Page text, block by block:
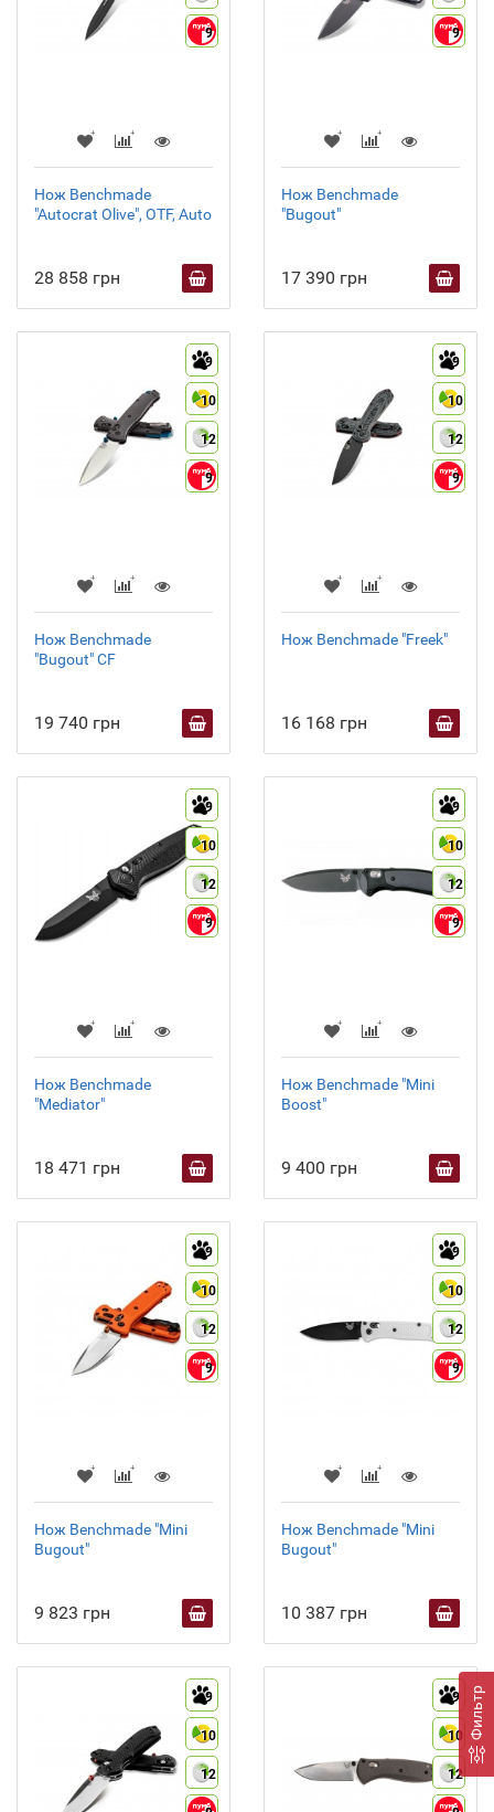
Фильтр
9
Нож Benchmade
"Autocrat Olive", OTF, Auto
28 858 грн
9
Нож Benchmade
"Bugout"
17 390 грн
9
10
12
9
Нож Benchmade
"Bugout" CF
19 740 грн
9
10
12
9
Нож Benchmade "Freek"
16 168 грн
9
10
12
9
Нож Benchmade
"Mediator"
18 471 грн
9
10
12
9
Нож Benchmade "Mini
Boost"
9 400 грн
9
10
12
9
Нож Benchmade "Mini
Bugout"
9 823 грн
9
10
12
9
Нож Benchmade "Mini
Bugout"
10 387 грн
9
10
12
9
10
12